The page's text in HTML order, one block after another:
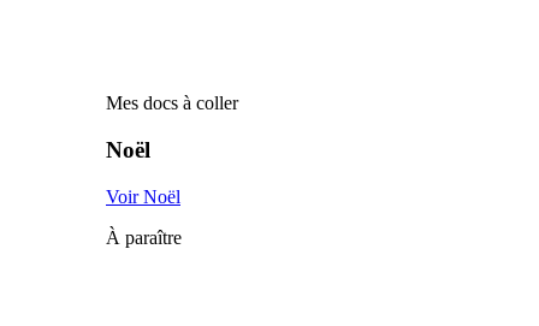
Mes docs à coller
Noël
Voir Noël
À paraître